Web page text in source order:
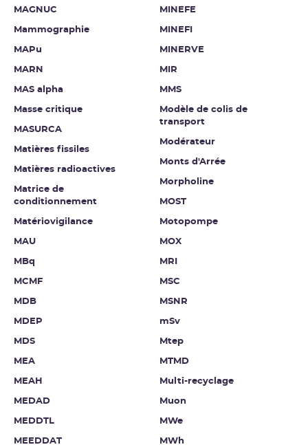
MAGNUC
Mammographie
MAPu
MARN
MAS alpha
Masse critique
MASURCA
Matières fissiles
Matières radioactives
Matrice de
conditionnement
Matériovigilance
MAU
MBq
MCMF
MDB
MDEP
MDS
MEA
MEAH
MEDAD
MEDDTL
MEEDDAT
MINEFE
MINEFI
MINERVE
MIR
MMS
Modèle de colis de
transport
Modérateur
Monts d'Arrée
Morpholine
MOST
Motopompe
MOX
MRI
MSC
MSNR
mSv
Mtep
MTMD
Multi-recyclage
Muon
MWe
MWh